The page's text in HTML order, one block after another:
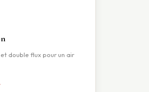
double flux pour un air